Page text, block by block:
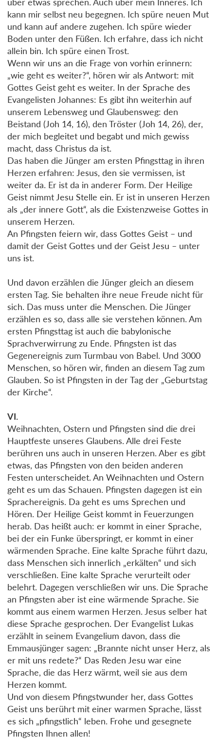
kann mir selbst neu begegnen. Ich spüre neuen Mut
und kann auf andere zugehen. Ich spüre wieder
Boden unter den Füßen. Ich erfahre, dass ich nicht
allein bin. Ich spüre einen Trost.
Wenn wir uns an die Frage von vorhin erinnern:
„wie geht es weiter?“, hören wir als Antwort: mit
Gottes Geist geht es weiter. In der Sprache des
Evangelisten Johannes: Es gibt ihn weiterhin auf
unserem Lebensweg und Glaubensweg: den
Beistand (Joh 14, 16), den Tröster (Joh 14, 26), der,
der mich begleitet und begabt und mich gewiss
macht, dass Christus da ist.
Das haben die Jünger am ersten Pfingsttag in ihren
Herzen erfahren: Jesus, den sie vermissen, ist
weiter da. Er ist da in anderer Form. Der Heilige
Geist nimmt Jesu Stelle ein. Er ist in unseren Herzen
als „der innere Gott“, als die Existenzweise Gottes in
unserem Herzen.
An Pfingsten feiern wir, dass Gottes Geist – und
damit der Geist Gottes und der Geist Jesu – unter
uns ist.
Und davon erzählen die Jünger gleich an diesem
ersten Tag. Sie behalten ihre neue Freude nicht für
sich. Das muss unter die Menschen. Die Jünger
erzählen es so, dass alle sie verstehen können. Am
ersten Pfingsttag ist auch die babylonische
Sprachverwirrung zu Ende. Pfingsten ist das
Gegenereignis zum Turmbau von Babel. Und 3000
Menschen, so hören wir, finden an diesem Tag zum
Glauben. So ist Pfingsten in der Tag der „Geburtstag
der Kirche“.
VI.
Weihnachten, Ostern und Pfingsten sind die drei
Hauptfeste unseres Glaubens. Alle drei Feste
berühren uns auch in unseren Herzen. Aber es gibt
etwas, das Pfingsten von den beiden anderen
Festen unterscheidet. An Weihnachten und Ostern
geht es um das Schauen. Pfingsten dagegen ist ein
Sprachereignis. Da geht es ums Sprechen und
Hören. Der Heilige Geist kommt in Feuerzungen
herab. Das heißt auch: er kommt in einer Sprache,
bei der ein Funke überspringt, er kommt in einer
wärmenden Sprache. Eine kalte Sprache führt dazu,
dass Menschen sich innerlich „erkälten“ und sich
verschließen. Eine kalte Sprache verurteilt oder
belehrt. Dagegen verschließen wir uns. Die Sprache
an Pfingsten aber ist eine wärmende Sprache. Sie
kommt aus einem warmen Herzen. Jesus selber hat
diese Sprache gesprochen. Der Evangelist Lukas
erzählt in seinem Evangelium davon, dass die
Emmausjünger sagen: „Brannte nicht unser Herz, als
er mit uns redete?“ Das Reden Jesu war eine
Sprache, die das Herz wärmt, weil sie aus dem
Herzen kommt.
Und von diesem Pfingstwunder her, dass Gottes
Geist uns berührt mit einer warmen Sprache, lässt
es sich „pfingstlich“ leben. Frohe und gesegnete
Pfingsten Ihnen allen!